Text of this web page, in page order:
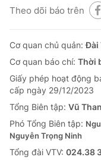
Theo dõi báo trên
Cơ quan chủ quản:Đài
Cơ quan báo chí: Thời
Giấy phép hoạt động
cấp ngày 29/12/2023
Tổng Biên tập: Vũ
Phó Tổng Biên tập:
Nguyễn Trọng Ninh
Tổng đài VTV: 024.38